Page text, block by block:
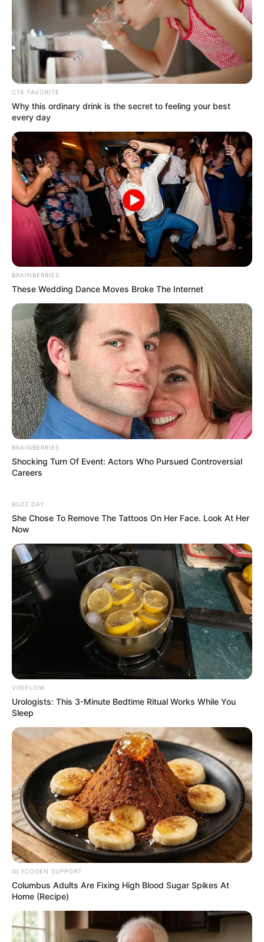
CTA FAVORITE
Why this ordinary drink is the secret to feeling your best
every day
BRAINBERRIES
These Wedding Dance Moves Broke The Internet
BRAINBERRIES
Shocking Turn Of Event: Actors Who Pursued Controversial
Careers
BUZZ DAY
She Chose To Remove The Tattoos On Her Face. Look At Her
Now
VIRIFLOW
Urologists: This 3-Minute Bedtime Ritual Works While You
Sleep
GLYCOGEN SUPPORT
Columbus Adults Are Fixing High Blood Sugar Spikes At
Home (Recipe)